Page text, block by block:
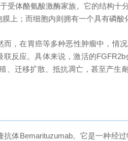
受体酪氨酸激酶家族。它的结构
上；而细胞内则拥有一个具有磷酸
，在胃癌等多种恶性肿瘤中，情
反应。具体来说，激活的
、迁移扩散、抵抗凋亡，甚至产
体Bemarituzumab。它是一种经